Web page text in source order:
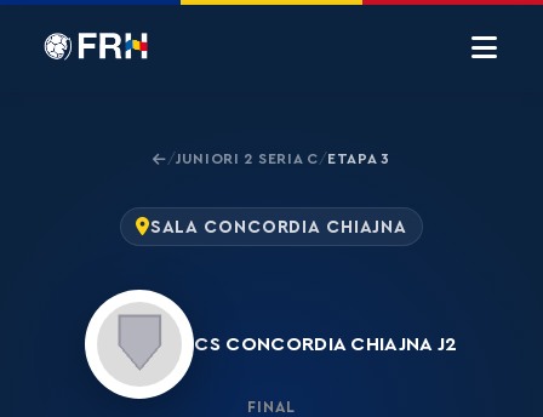
/JUNIORI 2 SERIA C/ETAPA 3
SALA CONCORDIA CHIAJNA
CS CONCORDIA CHIAJNA J2
FINAL